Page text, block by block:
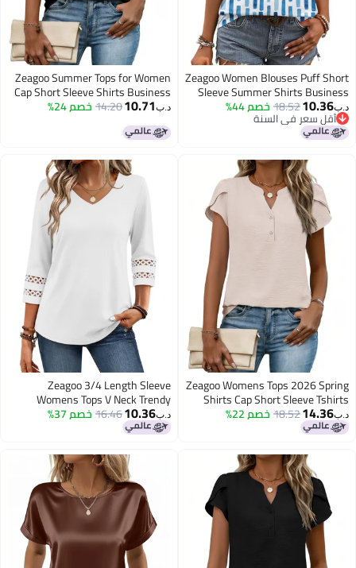
Zeagoo Women Blouses Puff Short
Sleeve Summer Shirts Business
Casual V Neck Tunic Top 2026
Cruise Going Out Clothes
د.ب‏10.36
18.52خصم 44%
أقل سعر في السنة
أقل سعر في السنة
Zeagoo Summer Tops for Women
Cap Short Sleeve Shirts Business
Dress Shirt 2026 Trendy Spring
Clothing Black
د.ب‏10.71
14.20خصم 24%
Zeagoo Womens Tops 2026 Spring
Shirts Cap Short Sleeve Tshirts
Business Casual Dressy Blouses
Button Up Clothes Khaki
د.ب‏14.36
18.52خصم 22%
Zeagoo 3/4 Length Sleeve
Womens Tops V Neck Trendy
Blouses Dressy Casual Summer
Beach Vacation Clothes White L
د.ب‏10.36
16.46خصم 37%